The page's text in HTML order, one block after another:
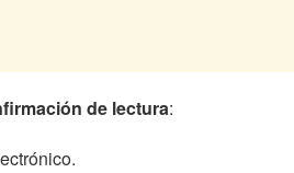
de lectura: